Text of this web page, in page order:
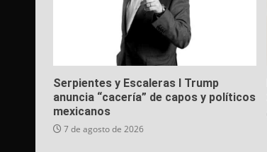
Serpientes y Escaleras I Trump
anuncia “cacería” de capos y políticos
mexicanos
7 de agosto de 2026